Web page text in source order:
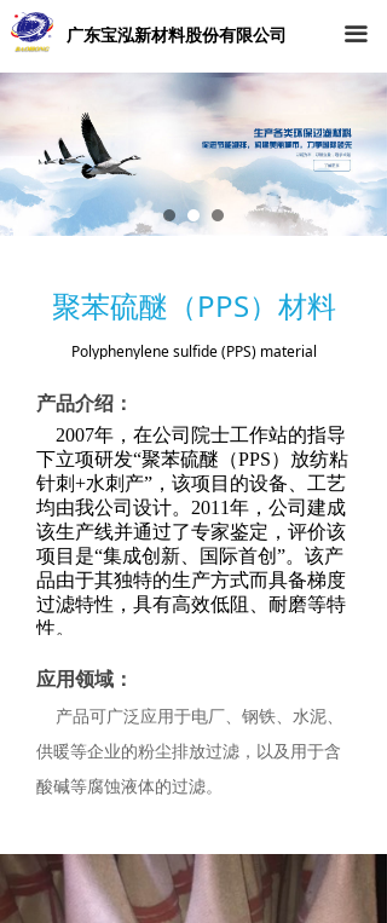
끀
广东宝泓新材料股份有限公司
聚苯硫醚（PPS）材料
Polyphenylene sulfide (PPS) material
产品介绍：
2007年，在公司院士工作站的指导
下立项研发“聚苯硫醚（PPS）放纺粘
针刺+水刺产”，该项目的设备、工艺
均由我公司设计。2011年，公司建成
该生产线并通过了专家鉴定，评价该
项目是“集成创新、国际首创”。该产
品由于其独特的生产方式而具备梯度
过滤特性，具有高效低阻、耐磨等特
性。
应用领域：
产品可广泛应用于电厂、钢铁、水泥、
供暖等企业的粉尘排放过滤，以及用于含
酸碱等腐蚀液体的过滤。